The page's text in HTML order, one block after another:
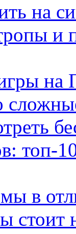
на
и
на
топ-
в
стоит